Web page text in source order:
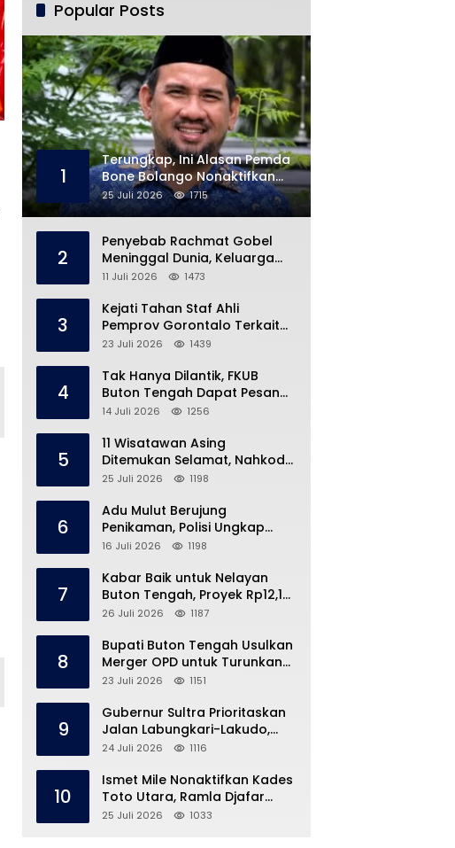
Popular Posts
1
Terungkap, Ini Alasan Pemda
Bone Bolango Nonaktifkan
Kades Toto Utara
25 Juli 2026 1715
2
Penyebab Rachmat Gobel
Meninggal Dunia, Keluarga
Ungkap Kondisi Terakhir
11 Juli 2026 1473
3
Kejati Tahan Staf Ahli
Pemprov Gorontalo Terkait
Dugaan Korupsi Rp5 Miliar
23 Juli 2026 1439
4
Tak Hanya Dilantik, FKUB
Buton Tengah Dapat Pesan
Khusus dari Bupati Azhari
14 Juli 2026 1256
5
11 Wisatawan Asing
Ditemukan Selamat, Nahkoda
Speedboat Masih Hilang
25 Juli 2026 1198
6
Adu Mulut Berujung
Penikaman, Polisi Ungkap
Kronologi di Pasar Marisa
16 Juli 2026 1198
7
Kabar Baik untuk Nelayan
Buton Tengah, Proyek Rp12,1
Miliar Akhirnya Dimulai
26 Juli 2026 1187
8
Bupati Buton Tengah Usulkan
Merger OPD untuk Turunkan
Belanja Pegawai APBD
23 Juli 2026 1151
9
Gubernur Sultra Prioritaskan
Jalan Labungkari-Lakudo,
Buteng Kebagian 1,7 Km
24 Juli 2026 1116
10
Ismet Mile Nonaktifkan Kades
Toto Utara, Ramla Djafar
Ungkap Versinya
25 Juli 2026 1033